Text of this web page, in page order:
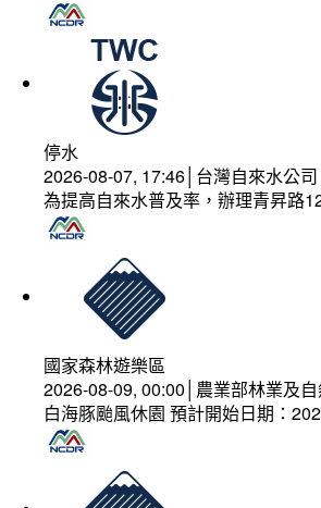
停水
2026-08-07, 17:46│台灣自來水公司
為提高自來水普及率，辦理青昇路
國家森林遊樂區
2026-08-09, 00:00│農業部林業及
白海豚颱風休園 預計開始日期：